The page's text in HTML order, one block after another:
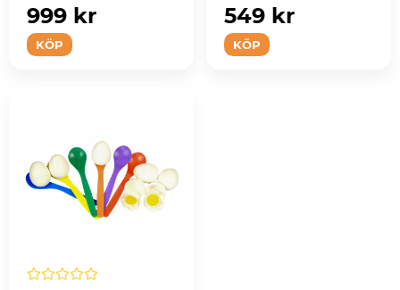
KÖP
999 kr
KÖP
549 kr